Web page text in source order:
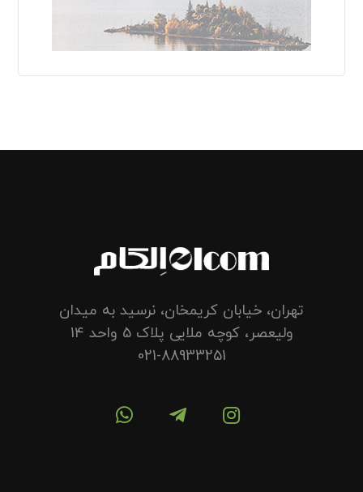
تهران، خیابان کریمخان، نرسید به میدان
ولیعصر، کوچه ملایی پلاک 5 واحد 14
021-88933251